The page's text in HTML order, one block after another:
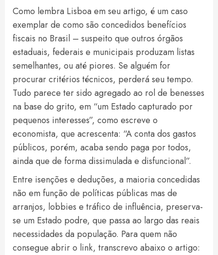
Como lembra Lisboa em seu artigo, é um caso
exemplar de como são concedidos benefícios
fiscais no Brasil – suspeito que outros órgãos
estaduais, federais e municipais produzam listas
semelhantes, ou até piores. Se alguém for
procurar critérios técnicos, perderá seu tempo.
Tudo parece ter sido agregado ao rol de benesses
na base do grito, em “um Estado capturado por
pequenos interesses”, como escreve o
economista, que acrescenta: “A conta dos gastos
públicos, porém, acaba sendo paga por todos,
ainda que de forma dissimulada e disfuncional”.
Entre isenções e deduções, a maioria concedidas
não em função de políticas públicas mas de
arranjos, lobbies e tráfico de influência, preserva-
se um Estado podre, que passa ao largo das reais
necessidades da população. Para quem não
consegue abrir o link, transcrevo abaixo o artigo: